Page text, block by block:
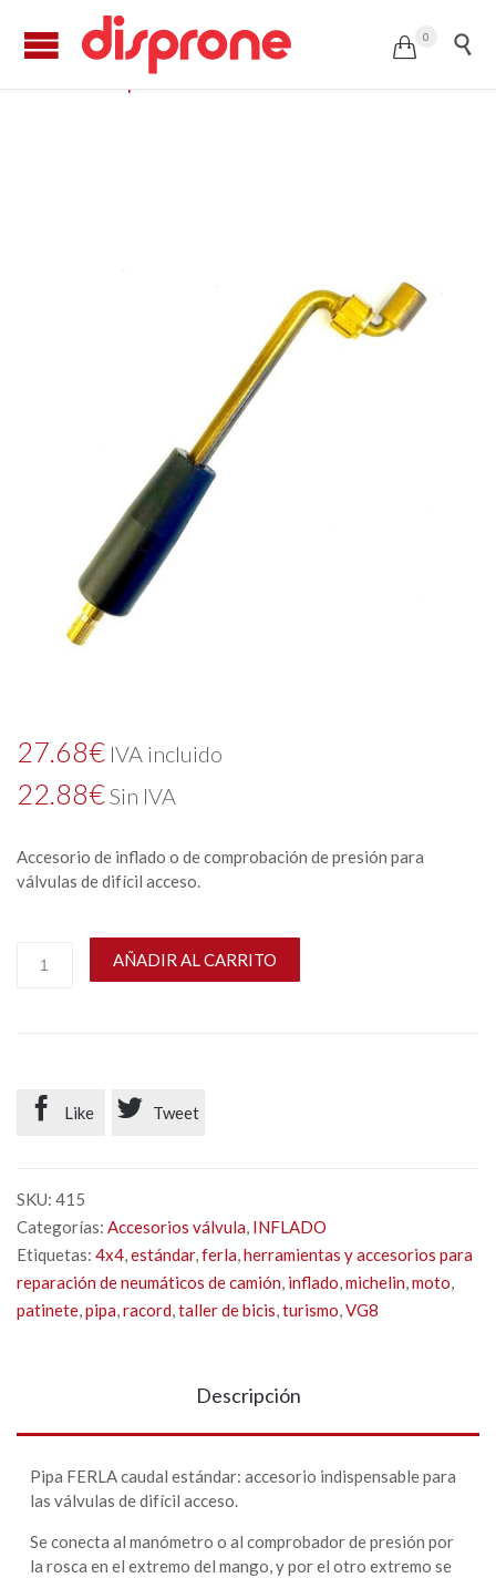
 0 
Pipa FERLA caudal estándar
27.68€ IVA incluido
22.88€Sin IVA
Accesorio de inflado o de comprobación de presión para
válvulas de difícil acceso.
AÑADIR AL CARRITO
 Like  Tweet
SKU: 415
Categorías: Accesorios válvula, INFLADO
Etiquetas: 4x4,estándar,ferla,herramientas y accesorios para
reparación de neumáticos de camión, inflado,michelin,moto,
patinete,pipa,racord,taller de bicis,turismo,VG8
Descripción
Pipa FERLA caudal estándar: accesorio indispensable para
las válvulas de difícil acceso.
Se conecta al manómetro o al comprobador de presión por
la rosca en el extremo del mango, y por el otro extremo se